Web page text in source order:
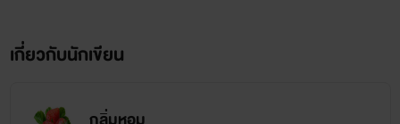
เกี่ยวกับนักเขียน